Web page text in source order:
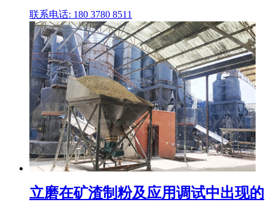
联系电话: 180 3780 8511
立磨在矿渣制粉及应用调试中出现的